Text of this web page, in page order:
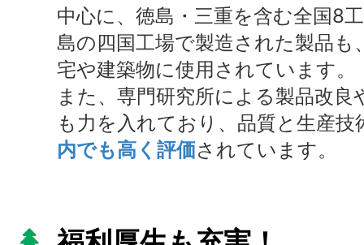
中心に、徳島・三重を含む全国8
島の四国工場で製造された製品も
宅や建築物に使用されています。
また、専門研究所による製品改良
も力を入れており、品質と生産技
内でも高く評価されています。